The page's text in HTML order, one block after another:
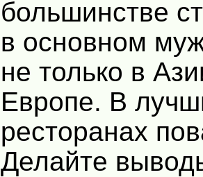
большинстве
в основном
не только в
Европе. В
ресторанах
Делайте